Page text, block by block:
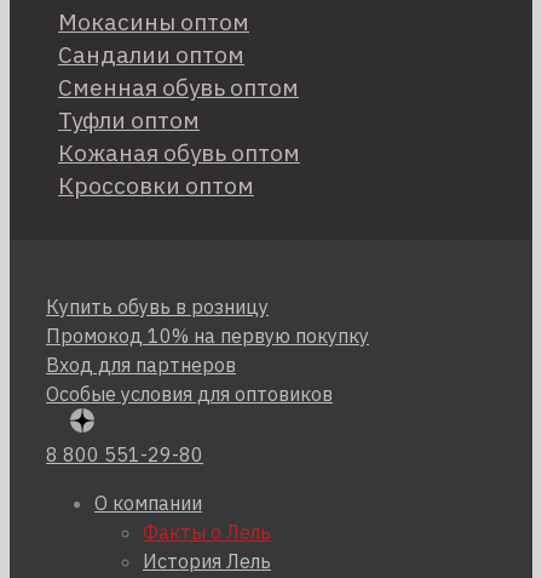
Мокасины оптом
Сандалии оптом
Сменная обувь оптом
Туфли оптом
Кожаная обувь оптом
Кроссовки оптом
Купить обувь в розницу
Промокод 10% на первую покупку
Вход для партнеров
Особые условия для оптовиков
8 800 551-29-80
О компании
Факты о Лель
История Лель